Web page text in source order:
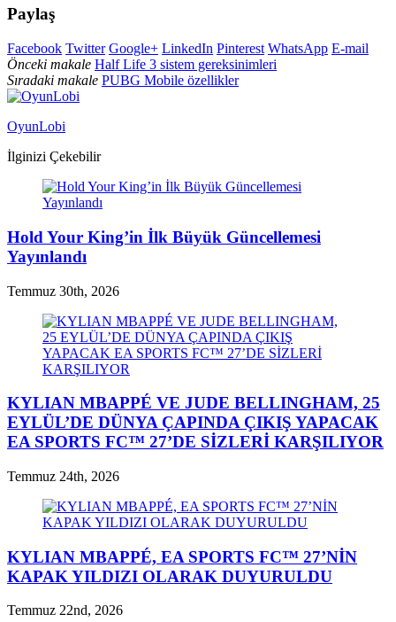
Paylaş
Facebook Twitter Google+ LinkedIn Pinterest WhatsApp E-mail
Önceki makale Half Life 3 sistem gereksinimleri
Sıradaki makale PUBG Mobile özellikler
OyunLobi
İlginizi Çekebilir
Hold Your King’in İlk Büyük Güncellemesi
Yayınlandı
Temmuz 30th, 2026
KYLIAN MBAPPÉ VE JUDE BELLINGHAM, 25
EYLÜL’DE DÜNYA ÇAPINDA ÇIKIŞ YAPACAK
EA SPORTS FC™ 27’DE SİZLERİ KARŞILIYOR
Temmuz 24th, 2026
KYLIAN MBAPPÉ, EA SPORTS FC™ 27’NİN
KAPAK YILDIZI OLARAK DUYURULDU
Temmuz 22nd, 2026